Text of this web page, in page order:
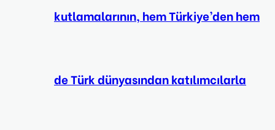
kutlamalarının, hem Türkiye’den hem
de Türk dünyasından katılımcılarla